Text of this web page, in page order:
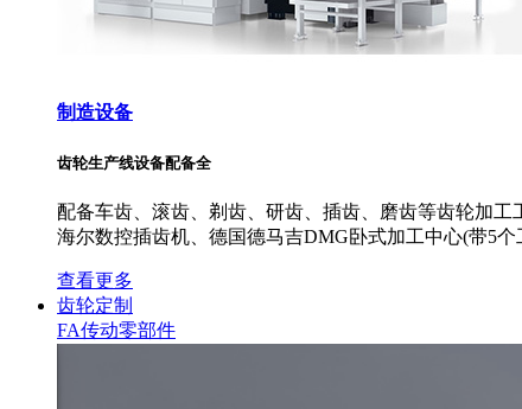
制造设备
齿轮生产线设备配备全
配备车齿、滚齿、剃齿、研齿、插齿、磨齿等齿轮加
海尔数控插齿机、德国德马吉DMG卧式加工中心(带5个
查看更多
齿轮定制
FA传动零部件